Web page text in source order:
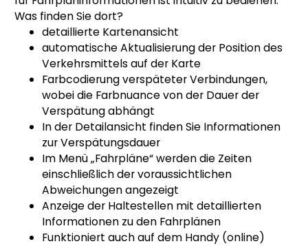
Was finden Sie dort?
detaillierte Kartenansicht
automatische Aktualisierung der Position des
Verkehrsmittels auf der Karte
Farbcodierung verspäteter Verbindungen,
wobei die Farbnuance von der Dauer der
Verspätung abhängt
In der Detailansicht finden Sie Informationen
zur Verspätungsdauer
Im Menü „Fahrpläne“ werden die Zeiten
einschließlich der voraussichtlichen
Abweichungen angezeigt
Anzeige der Haltestellen mit detaillierten
Informationen zu den Fahrplänen
Funktioniert auch auf dem Handy (online)